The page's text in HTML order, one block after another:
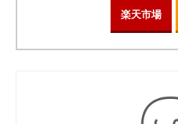
楽天市場